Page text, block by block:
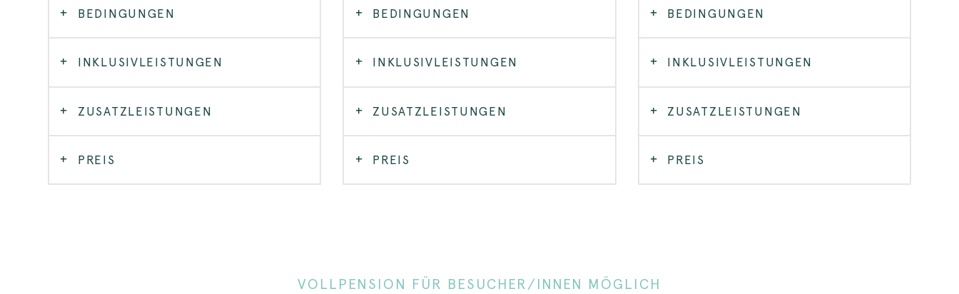
BEDINGUNGEN
INKLUSIVLEISTUNGEN
ZUSATZLEISTUNGEN
PREIS
BEDINGUNGEN
INKLUSIVLEISTUNGEN
ZUSATZLEISTUNGEN
PREIS
BEDINGUNGEN
INKLUSIVLEISTUNGEN
ZUSATZLEISTUNGEN
PREIS
VOLLPENSION FÜR BESUCHER/INNEN MÖGLICH